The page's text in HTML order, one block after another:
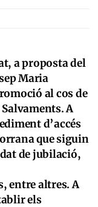
a proposta del
Maria
al cos de
A
d’accés
que siguin
de jubilació,
entre altres. A
els